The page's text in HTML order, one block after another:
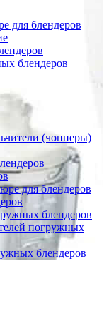
для блендеров
блендеров
(чопперы)
для блендеров
блендеров
погружных
блендеров